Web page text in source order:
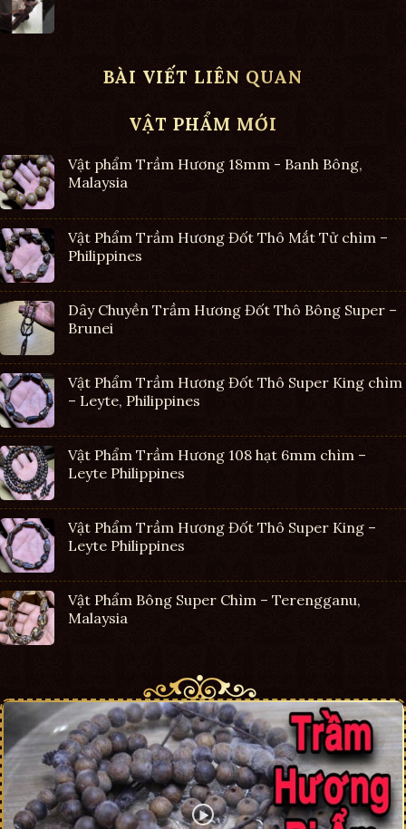
BÀI VIẾT LIÊN QUAN
VẬT PHẨM MỚI
Vật phẩm Trầm Hương 18mm - Banh Bông,
Malaysia
Vật Phẩm Trầm Hương Đốt Thô Mắt Tử chìm –
Philippines
Dây Chuyền Trầm Hương Đốt Thô Bông Super –
Brunei
Vật Phẩm Trầm Hương Đốt Thô Super King chìm
– Leyte, Philippines
Vật Phẩm Trầm Hương 108 hạt 6mm chìm –
Leyte Philippines
Vật Phẩm Trầm Hương Đốt Thô Super King –
Leyte Philippines
Vật Phẩm Bông Super Chìm – Terengganu,
Malaysia